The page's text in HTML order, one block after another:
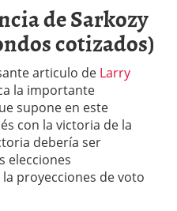
de Sarkozy
cotizados)
articulo de Larry
la importante
supone en este
con la victoria de la
debería ser
elecciones
proyecciones de voto